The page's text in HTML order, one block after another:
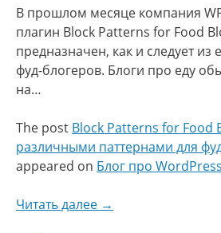
В прошлом месяце компания
плагин Block Patterns for Food
предназначен, как и следует из
фуд-блогеров. Блоги про еду
на…
The post Block Patterns for Food
различными паттернами для
appeared on Блог про WordPress
Читать далее →